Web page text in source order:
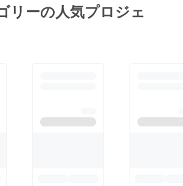
っていただい
年のゆるキャ
、 あと２日
るキャラグラ
リーの人気プロジェ